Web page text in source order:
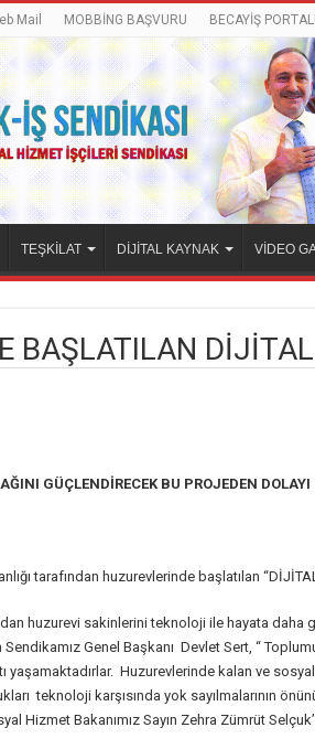
Mail MOBBİNG BAŞVURU BECAYİŞ PORTALI
TEŞKİLAT DİJİTAL KAYNAK VİDEO
BAŞLATILAN
GÜÇLENDİRECEK BU PROJEDEN
tarafından huzurevlerinde başlatılan
huzurevi sakinlerini teknoloji ile hayata
Genel Başkanı Devlet Sert, “
yaşamaktadırlar. Huzurevlerinde kalan ve
teknoloji karşısında yok sayılmalarının
Hizmet Bakanımız Sayın Zehra Zümrüt